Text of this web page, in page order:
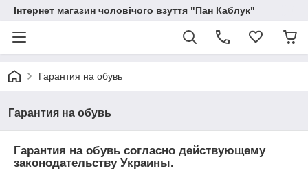
Інтернет магазин чоловічого взуття "Пан Каблук"
Гарантия на обувь
Гарантия на обувь
Гарантия на обувь согласно действующему
законодательству Украины.